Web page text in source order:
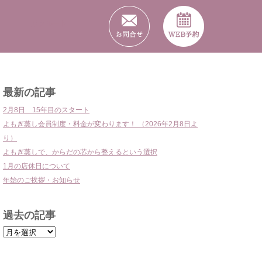
最新の記事
2月8日 15年目のスタート
よもぎ蒸し会員制度・料金が変わります！ （2026年2月8日よ
り）
よもぎ蒸しで、からだの芯から整えるという選択
1月の店休日について
年始のご挨拶・お知らせ
過去の記事
過
の